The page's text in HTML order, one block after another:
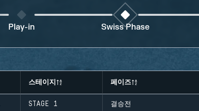
Play-in Swiss Phase
스테이지 페이즈
STAGE 1 결승전